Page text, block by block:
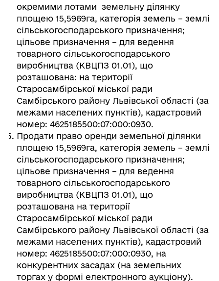
окремими лотами земельну ділянку
площею 15,5969га, категорія земель – землі
сільськогосподарського призначення;
цільове призначення – для ведення
товарного сільськогосподарського
виробництва (КВЦПЗ 01.01), що
розташована: на території
Старосамбірської міської ради
Самбірського району Львівської області (за
межами населених пунктів), кадастровий
номер: 4625185500:07:000:0930.
Продати право оренди земельної ділянки
площею 15,5969га, категорія земель – землі
сільськогосподарського призначення;
цільове призначення – для ведення
товарного сільськогосподарського
виробництва (КВЦПЗ 01.01), що
розташована на території
Старосамбірської міської ради
Самбірського району Львівської області (за
межами населених пунктів), кадастровий
номер: 4625185500:07:000:0930, на
конкурентних засадах (на земельних
торгах у формі електронного аукціону).